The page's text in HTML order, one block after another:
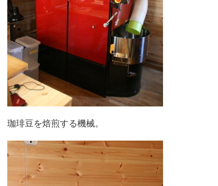
珈琲豆を焙煎する機械。